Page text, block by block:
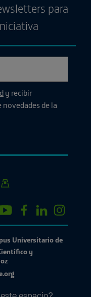
para
y recibir
de la
Universitario de
y